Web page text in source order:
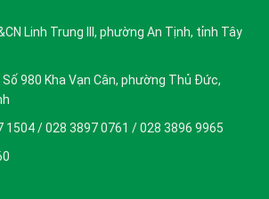
Linh Trung III, phường An Tịnh, tỉnh Tây
Số 980 Kha Vạn Cân, phường Thủ Đức,
1504 / 028 3897 0761 / 028 3896 9965